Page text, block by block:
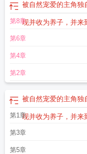
被自然宠爱的主角独
现并收为养子，并来
第8章
第6章
第4章
第2章
被自然宠爱的主角独
现并收为养子，并来
第1章
第3章
第5章